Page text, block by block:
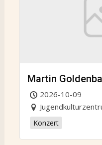
Martin
2026-10-09
Konzert